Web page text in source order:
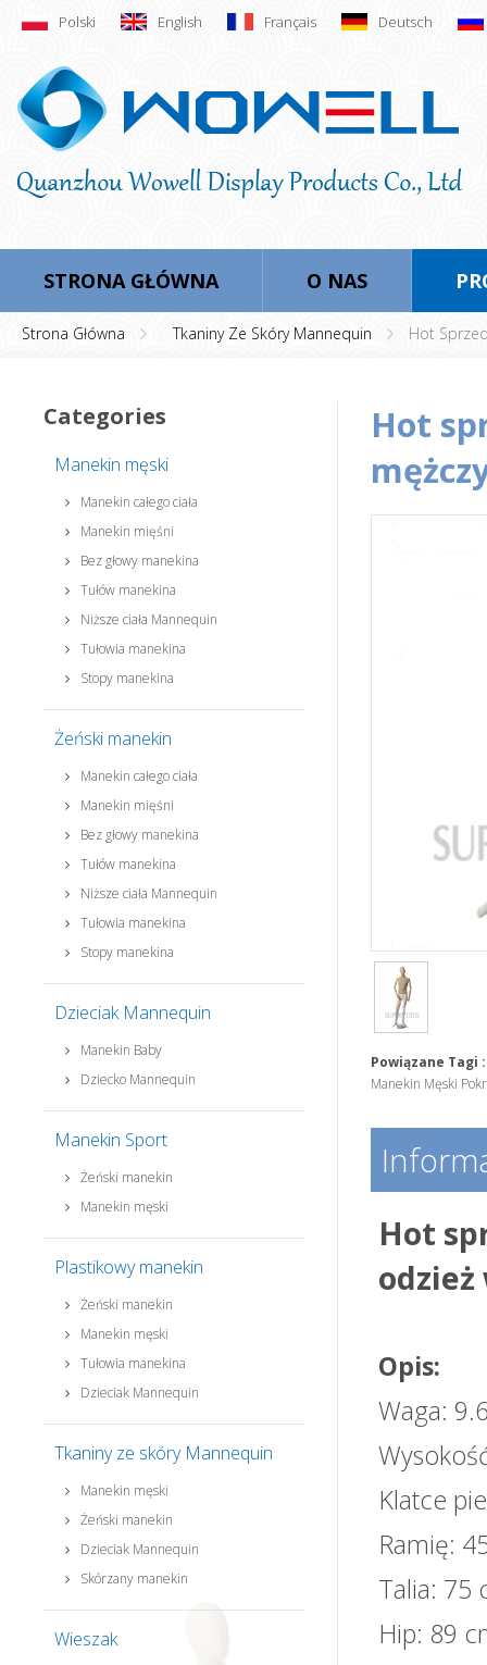
Polski English Français Deutsch
STRONA GŁÓWNA O NAS
Strona Główna Tkaniny Ze Skóry Mannequin Hot
Categories
Manekin męski
Manekin całego ciała
Manekin mięśni
Bez głowy manekina
Tułów manekina
Niższe ciała Mannequin
Tułowia manekina
Stopy manekina
Żeński manekin
Manekin całego ciała
Manekin mięśni
Bez głowy manekina
Tułów manekina
Niższe ciała Mannequin
Tułowia manekina
Stopy manekina
Dzieciak Mannequin
Manekin Baby
Dziecko Mannequin
Manekin Sport
Żeński manekin
Manekin męski
Plastikowy manekin
Żeński manekin
Manekin męski
Tułowia manekina
Dzieciak Mannequin
Tkaniny ze skóry Mannequin
Manekin męski
Żeński manekin
Dzieciak Mannequin
Skórzany manekin
Wieszak
hot sprzedaż tkaniny objęte manekin
Powiązane Tagi :
Manekin Męski
Hot
Opis:
Waga:
Klatce
Ramię:
Talia: 75
Hip: 89